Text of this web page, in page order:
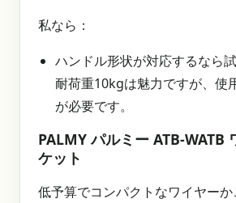
私なら：
ハンドル形状が対応するなら試
耐荷重10kgは魅力ですが、使
が必要です。
PALMY パルミー ATB-WATB
ケット
低予算でコンパクトなワイヤー